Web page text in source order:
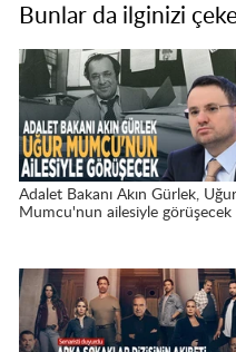
Bunlar da ilginizi
Adalet Bakanı Akın Gürlek, Uğur
Mumcu'nun ailesiyle görüşecek